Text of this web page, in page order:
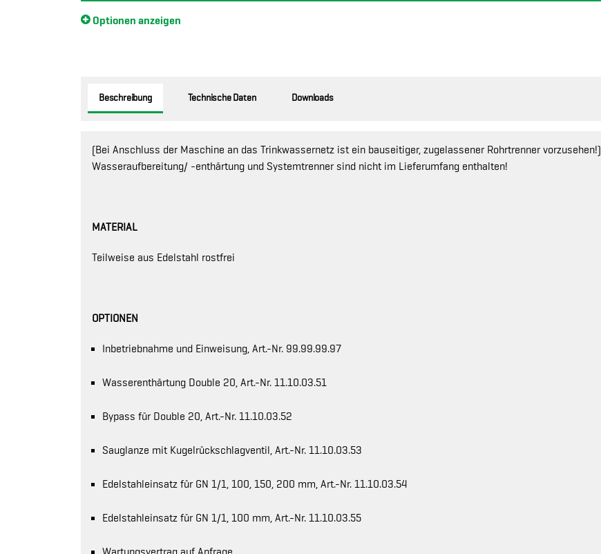
Optionen anzeigen
Beschreibung Technische Daten Downloads
(Bei Anschluss der Maschine an das Trinkwassernetz ist ein bauseitiger, zugelassener Rohrtrenner vorzusehen!)
Wasseraufbereitung/ -enthärtung und Systemtrenner sind nicht im Lieferumfang enthalten!
MATERIAL
Teilweise aus Edelstahl rostfrei
OPTIONEN
Inbetriebnahme und Einweisung, Art.-Nr. 99.99.99.97
Wasserenthärtung Double 20, Art.-Nr. 11.10.03.51
Bypass für Double 20, Art.-Nr. 11.10.03.52
Sauglanze mit Kugelrückschlagventil, Art.-Nr. 11.10.03.53
Edelstahleinsatz für GN 1/1, 100, 150, 200 mm, Art.-Nr. 11.10.03.54
Edelstahleinsatz für GN 1/1, 100 mm, Art.-Nr. 11.10.03.55